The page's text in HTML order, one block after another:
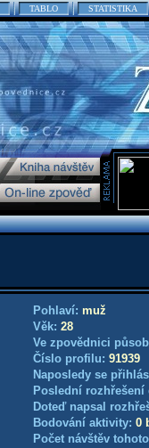
TABLO STATISTIKA
Pohlaví: muž
Věk: 28
Ve zpovědnici
Číslo profilu: 91939
Naposledy se
Poslední
Doteď napsal
Bodování aktivity: 0
Počet návštěv